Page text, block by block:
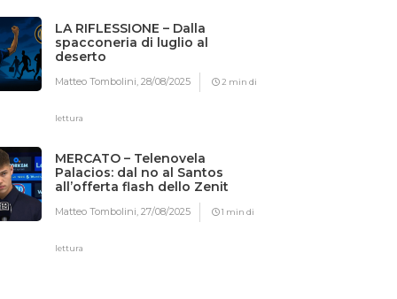
LA RIFLESSIONE – Dalla
spacconeria di luglio al
deserto
Matteo Tombolini,28/08/2025 2 min di
lettura
MERCATO – Telenovela
Palacios: dal no al Santos
all’offerta flash dello Zenit
Matteo Tombolini,27/08/2025 1 min di
lettura